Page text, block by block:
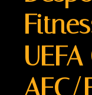
AFC/